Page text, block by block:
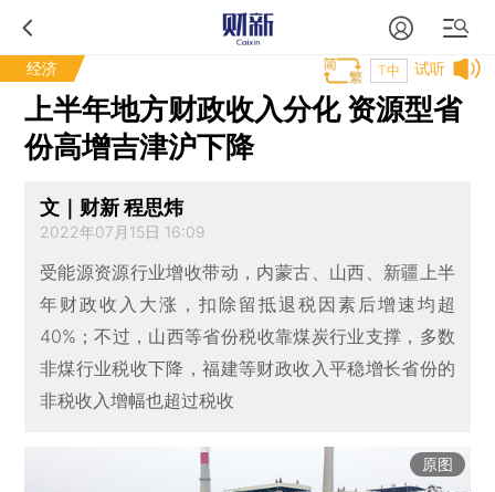
经济 试听
T中
上半年地方财政收入分化 资源型省
份高增吉津沪下降
文｜财新 程思炜
2022年07月15日 16:09
受能源资源行业增收带动，内蒙古、山西、新疆上半
年财政收入大涨，扣除留抵退税因素后增速均超
40%；不过，山西等省份税收靠煤炭行业支撑，多数
非煤行业税收下降，福建等财政收入平稳增长省份的
非税收入增幅也超过税收
原图